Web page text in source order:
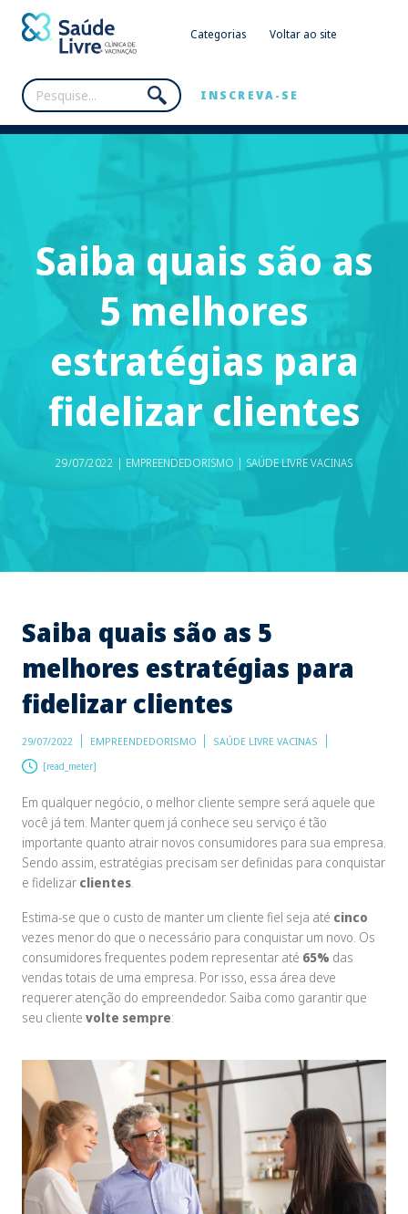
Categorias Voltar ao site
INSCREVA-SE
Saiba quais são as
5 melhores
estratégias para
fidelizar clientes
29/07/2022 | EMPREENDEDORISMO | SAÚDE LIVRE VACINAS
Saiba quais são as 5
melhores estratégias para
fidelizar clientes
29/07/2022 EMPREENDEDORISMO SAÚDE LIVRE VACINAS
[read_meter]
Em qualquer negócio, o melhor cliente sempre será aquele que
você já tem. Manter quem já conhece seu serviço é tão
importante quanto atrair novos consumidores para sua empresa.
Sendo assim, estratégias precisam ser definidas para conquistar
e fidelizar clientes.
Estima-se que o custo de manter um cliente fiel seja até cinco
vezes menor do que o necessário para conquistar um novo. Os
consumidores frequentes podem representar até 65% das
vendas totais de uma empresa. Por isso, essa área deve
requerer atenção do empreendedor. Saiba como garantir que
seu cliente volte sempre: